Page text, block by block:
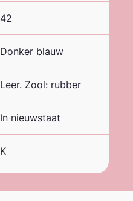
42
Donker blauw
Leer. Zool: rubber
In nieuwstaat
K